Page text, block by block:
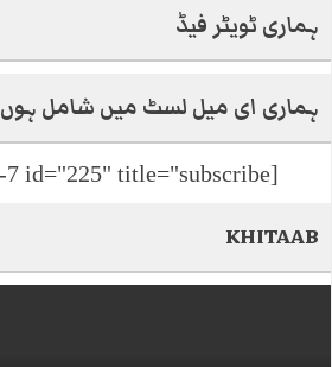
ہماری ٹویٹر فیڈ
ہماری ای میل لسٹ میں شامل ہوں
[contact-form-7 id="225" title="subscribe"]
KHITAAB